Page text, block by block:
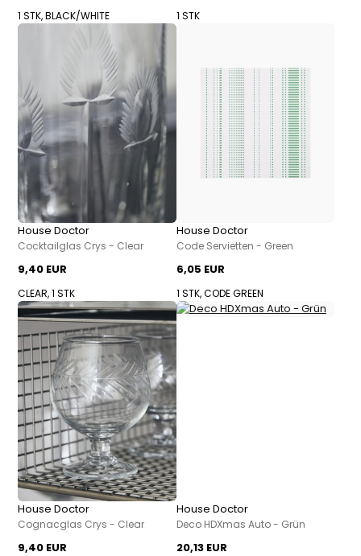
1 STK, BLACK/WHITE 1 STK
House Doctor
Cocktailglas Crys - Clear
9,40 EUR
CLEAR, 1 STK
House Doctor
Code Servietten - Green
6,05 EUR
1 STK, CODE GREEN
House Doctor
Cognacglas Crys - Clear
9,40 EUR
House Doctor
Deco HDXmas Auto - Grün
20,13 EUR